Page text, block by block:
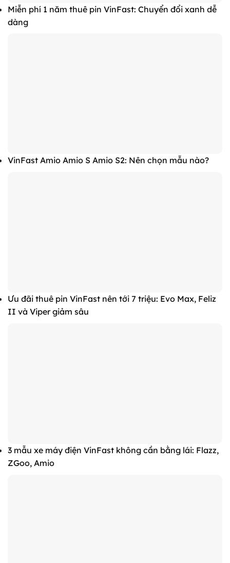
Miễn phí 1 năm thuê pin VinFast: Chuyển đổi xanh dễ
dàng
VinFast Amio Amio S Amio S2: Nên chọn mẫu nào?
Ưu đãi thuê pin VinFast nên tới 7 triệu: Evo Max, Feliz
II và Viper giảm sâu
3 mẫu xe máy điện VinFast không cần bằng lái: Flazz,
ZGoo, Amio